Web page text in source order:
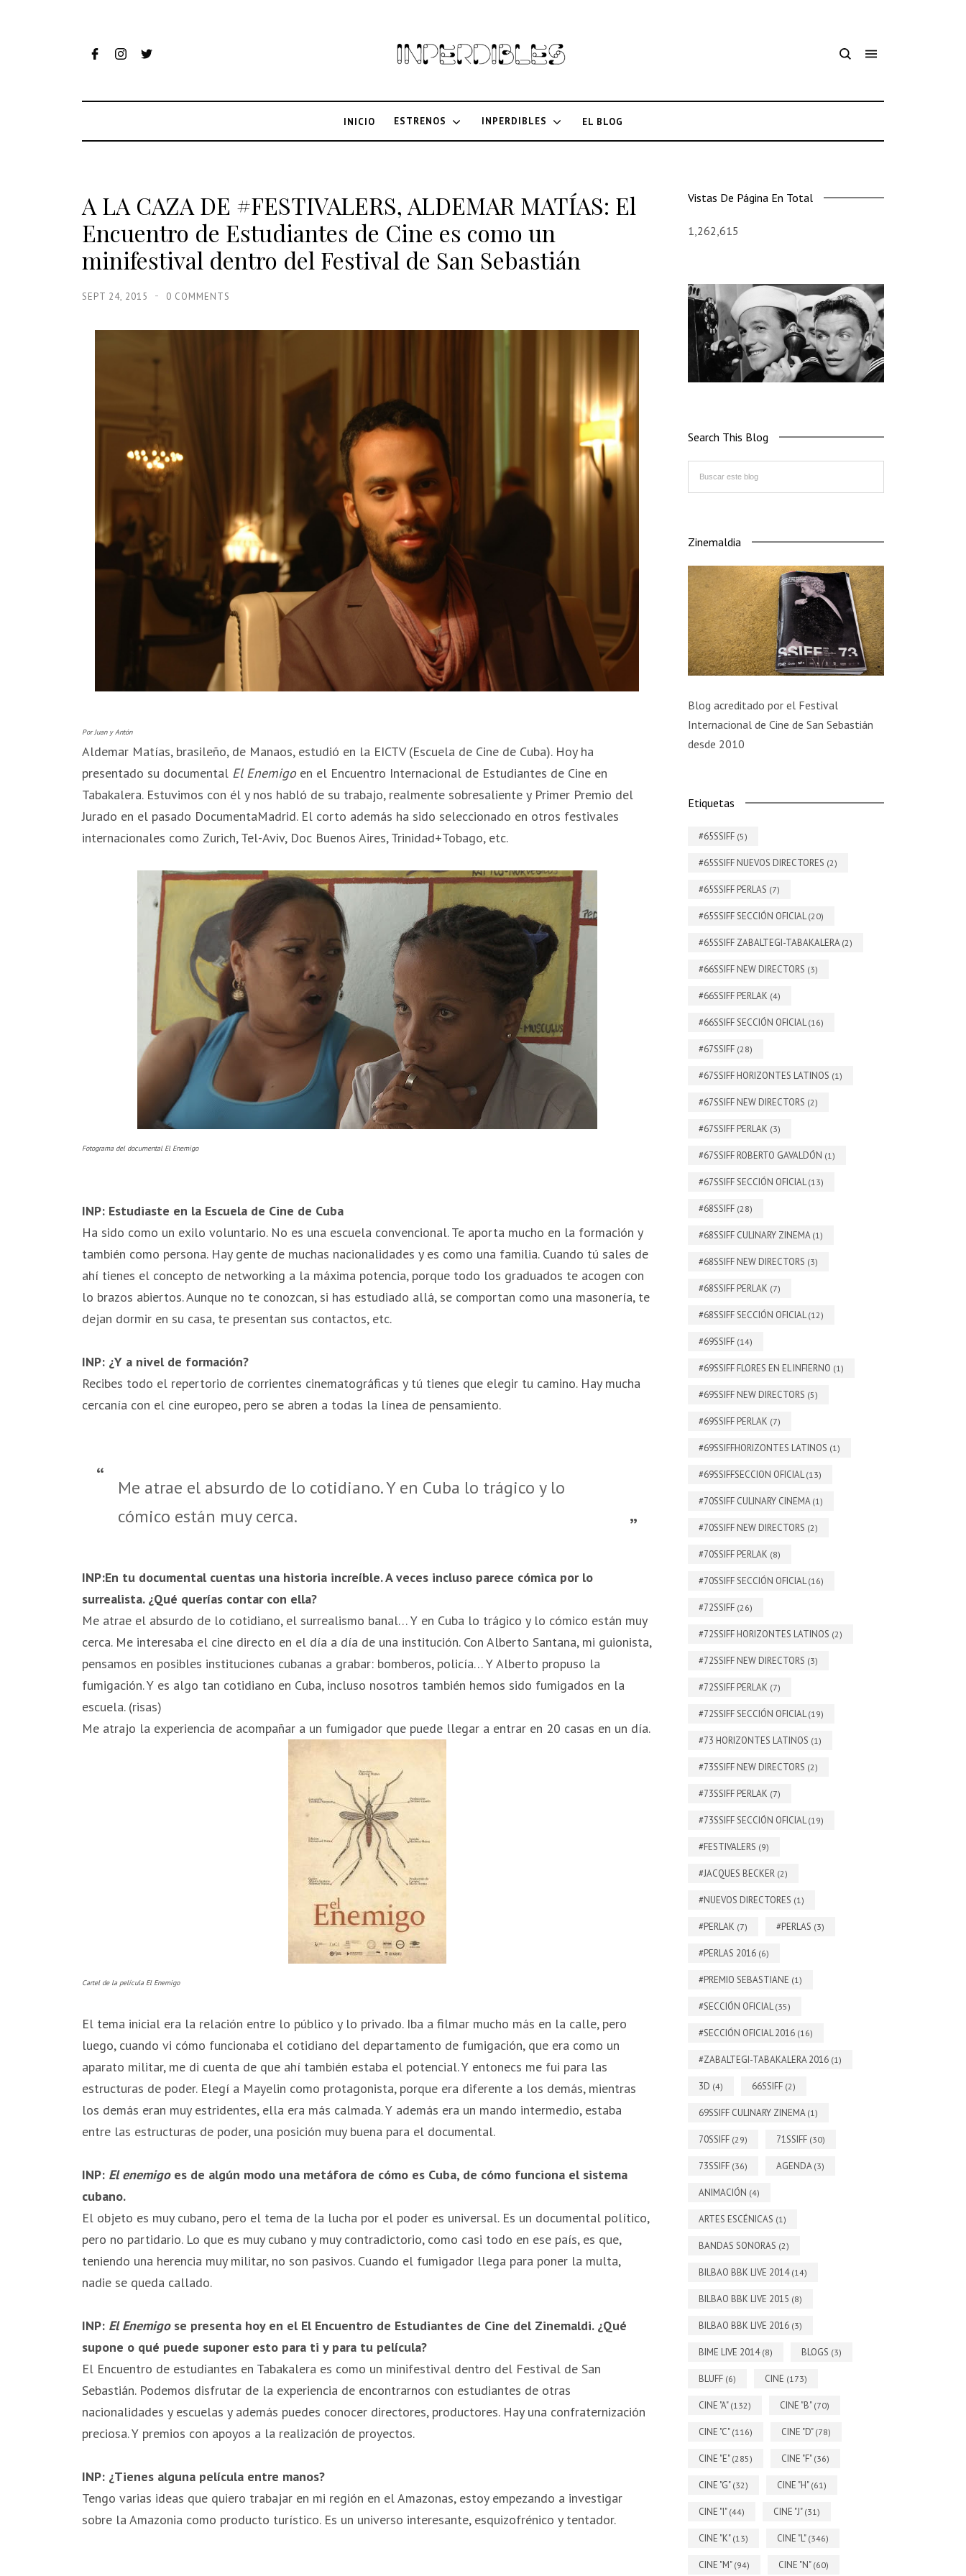
INICIO ESTRENOS INPERDIBLES EL BLOG
A LA CAZA DE #FESTIVALERS, ALDEMAR MATÍAS: El
Encuentro de Estudiantes de Cine es como un
minifestival dentro del Festival de San Sebastián
SEPT 24, 2015 0 COMMENTS
Por Juan y Antón
Aldemar Matías, brasileño, de Manaos, estudió en la EICTV (Escuela de Cine de Cuba). Hoy ha
presentado su documental El Enemigo en el Encuentro Internacional de Estudiantes de Cine en
Tabakalera. Estuvimos con él y nos habló de su trabajo, realmente sobresaliente y Primer Premio del
Jurado en el pasado DocumentaMadrid. El corto además ha sido seleccionado en otros festivales
internacionales como Zurich, Tel-Aviv, Doc Buenos Aires, Trinidad+Tobago, etc.
Fotograma del documental El Enemigo
INP: Estudiaste en la Escuela de Cine de Cuba
Ha sido como un exilo voluntario. No es una escuela convencional. Te aporta mucho en la formación y
también como persona. Hay gente de muchas nacionalidades y es como una familia. Cuando tú sales de
ahí tienes el concepto de networking a la máxima potencia, porque todo los graduados te acogen con
lo brazos abiertos. Aunque no te conozcan, si has estudiado allá, se comportan como una masonería, te
dejan dormir en su casa, te presentan sus contactos, etc.
INP: ¿Y a nivel de formación?
Recibes todo el repertorio de corrientes cinematográficas y tú tienes que elegir tu camino. Hay mucha
cercanía con el cine europeo, pero se abren a todas la línea de pensamiento.
Me atrae el absurdo de lo cotidiano. Y en Cuba lo trágico y lo
cómico están muy cerca.
INP:En tu documental cuentas una historia increíble. A veces incluso parece cómica por lo
surrealista. ¿Qué querías contar con ella?
Me atrae el absurdo de lo cotidiano, el surrealismo banal… Y en Cuba lo trágico y lo cómico están muy
cerca. Me interesaba el cine directo en el día a día de una institución. Con Alberto Santana, mi guionista,
pensamos en posibles instituciones cubanas a grabar: bomberos, policía… Y Alberto propuso la
fumigación. Y es algo tan cotidiano en Cuba, incluso nosotros también hemos sido fumigados en la
escuela. (risas)
Me atrajo la experiencia de acompañar a un fumigador que puede llegar a entrar en 20 casas en un día.
Cartel de la película El Enemigo
El tema inicial era la relación entre lo público y lo privado. Iba a filmar mucho más en la calle, pero
luego, cuando vi cómo funcionaba el cotidiano del departamento de fumigación, que era como un
aparato militar, me di cuenta de que ahí también estaba el potencial. Y entonecs me fui para las
estructuras de poder. Elegí a Mayelin como protagonista, porque era diferente a los demás, mientras
los demás eran muy estridentes, ella era más calmada. Y además era un mando intermedio, estaba
entre las estructuras de poder, una posición muy buena para el documental.
INP: El enemigoes de algún modo una metáfora de cómo es Cuba, de cómo funciona el sistema
cubano.
El objeto es muy cubano, pero el tema de la lucha por el poder es universal. Es un documental político,
pero no partidario. Lo que es muy cubano y muy contradictorio, como casi todo en ese país, es que,
teniendo una herencia muy militar, no son pasivos. Cuando el fumigador llega para poner la multa,
nadie se queda callado.
INP: El Enemigose presenta hoy en el El Encuentro de Estudiantes de Cine del Zinemaldi. ¿Qué
supone o qué puede suponer esto para ti y para tu película?
El Encuentro de estudiantes en Tabakalera es como un minifestival dentro del Festival de San
Sebastián. Podemos disfrutar de la experiencia de encontrarnos con estudiantes de otras
nacionalidades y escuelas y además puedes conocer directores, productores. Hay una confraternización
preciosa. Y premios con apoyos a la realización de proyectos.
INP: ¿Tienes alguna película entre manos?
Tengo varias ideas que quiero trabajar en mi región en el Amazonas, estoy empezando a investigar
sobre la Amazonia como producto turístico. Es un universo interesante, esquizofrénico y tentador.
Vistas De Página En Total
1,262,615
Search This Blog
Zinemaldia
Blog acreditado por el Festival
Internacional de Cine de San Sebastián
desde 2010
Etiquetas
#65SSIFF (5)
#65SSIFF NUEVOS DIRECTORES (2)
#65SSIFF PERLAS (7)
#65SSIFF SECCIÓN OFICIAL(20)
#65SSIFF ZABALTEGI-TABAKALERA (2)
#66SSIFF NEW DIRECTORS (3)
#66SSIFF PERLAK (4)
#66SSIFF SECCIÓN OFICIAL(16)
#67SSIFF (28)
#67SSIFF HORIZONTES LATINOS (1)
#67SSIFF NEW DIRECTORS (2)
#67SSIFF PERLAK (3)
#67SSIFF ROBERTO GAVALDÓN (1)
#67SSIFF SECCIÓN OFICIAL(13)
#68SSIFF (28)
#68SSIFF CULINARY ZINEMA (1)
#68SSIFF NEW DIRECTORS (3)
#68SSIFF PERLAK (7)
#68SSIFF SECCIÓN OFICIAL(12)
#69SSIFF (14)
#69SSIFF FLORES EN EL INFIERNO (1)
#69SSIFF NEW DIRECTORS (5)
#69SSIFF PERLAK (7)
#69SSIFFHORIZONTES LATINOS (1)
#69SSIFFSECCION OFICIAL(13)
#70SSIFF CULINARY CINEMA (1)
#70SSIFF NEW DIRECTORS (2)
#70SSIFF PERLAK (8)
#70SSIFF SECCIÓN OFICIAL(16)
#72SSIFF (26)
#72SSIFF HORIZONTES LATINOS (2)
#72SSIFF NEW DIRECTORS (3)
#72SSIFF PERLAK (7)
#72SSIFF SECCIÓN OFICIAL(19)
#73 HORIZONTES LATINOS (1)
#73SSIFF NEW DIRECTORS (2)
#73SSIFF PERLAK (7)
#73SSIFF SECCIÓN OFICIAL(19)
#FESTIVALERS (9)
#JACQUES BECKER (2)
#NUEVOS DIRECTORES (1)
#PERLAK (7) #PERLAS (3)
#PERLAS 2016 (6)
#PREMIO SEBASTIANE (1)
#SECCIÓN OFICIAL(35)
#SECCIÓN OFICIAL 2016 (16)
#ZABALTEGI-TABAKALERA 2016 (1)
3D (4) 66SSIFF (2)
69SSIFF CULINARY ZINEMA (1)
70SSIFF (29) 71SSIFF (30)
73SSIFF (36) AGENDA (3)
ANIMACIÓN (4)
ARTES ESCÉNICAS (1)
BANDAS SONORAS (2)
BILBAO BBK LIVE 2014 (14)
BILBAO BBK LIVE 2015 (8)
BILBAO BBK LIVE 2016 (3)
BIME LIVE 2014 (8) BLOGS (3)
BLUFF (6) CINE (173)
CINE "A" (132) CINE "B" (70)
CINE "C" (116) CINE "D" (78)
CINE "E" (285) CINE "F" (36)
CINE "G" (32) CINE "H" (61)
CINE "I" (44) CINE "J" (31)
CINE "K" (13) CINE "L" (346)
CINE "M" (94) CINE "N" (60)